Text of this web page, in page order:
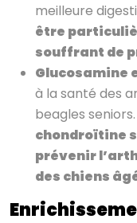
meilleure
être
souffrant de
Glucosamine
à la santé des
beagles seniors.
chondroïtine
prévenir
des chiens